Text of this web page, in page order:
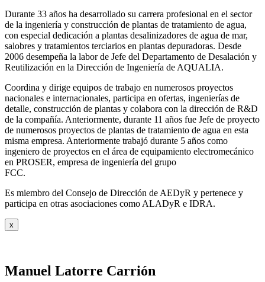
Durante 33 años ha desarrollado su carrera profesional en el sector
de la ingeniería y construcción de plantas de tratamiento de agua,
con especial dedicación a plantas desalinizadores de agua de mar,
salobres y tratamientos terciarios en plantas depuradoras. Desde
2006 desempeña la labor de Jefe del Departamento de Desalación y
Reutilización en la Dirección de Ingeniería de AQUALIA.
Coordina y dirige equipos de trabajo en numerosos proyectos
nacionales e internacionales, participa en ofertas, ingenierías de
detalle, construcción de plantas y colabora con la dirección de R&D
de la compañía. Anteriormente, durante 11 años fue Jefe de proyecto
de numerosos proyectos de plantas de tratamiento de agua en esta
misma empresa. Anteriormente trabajó durante 5 años como
ingeniero de proyectos en el área de equipamiento electromecánico
en PROSER, empresa de ingeniería del grupo
FCC.
Es miembro del Consejo de Dirección de AEDyR y pertenece y
participa en otras asociaciones como ALADyR e IDRA.
x
Manuel Latorre Carrión